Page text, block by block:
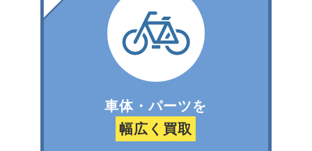
車体・パーツを
幅広く買取